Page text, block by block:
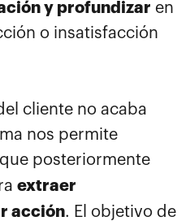
y profundizar en
o insatisfacción
cliente no acaba
nos permite
posteriormente
extraer
acción. El objetivo de